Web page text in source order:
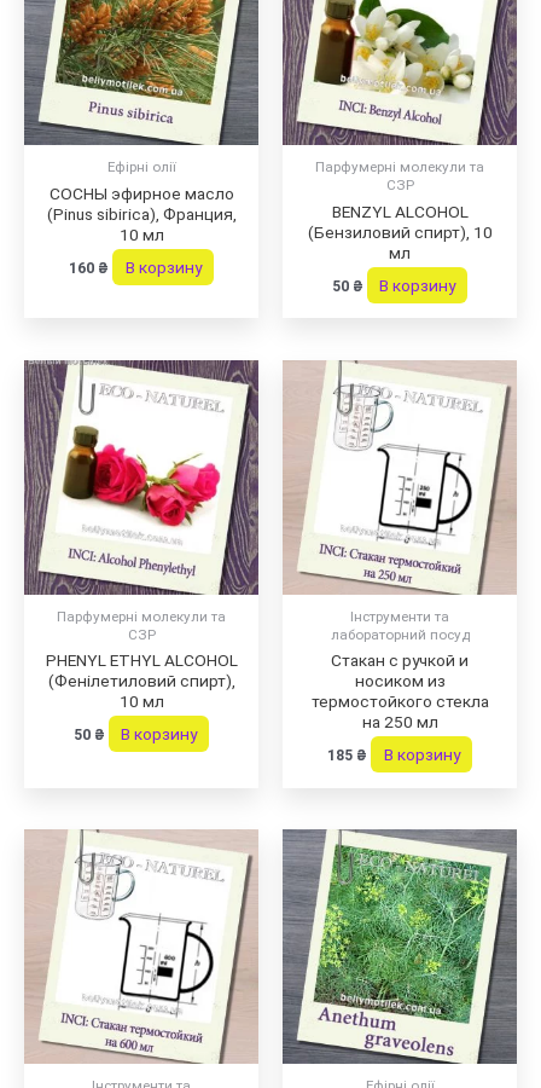
Ефірні олії
СОСНЫ эфирное масло
(Pinus sibirica), Франция,
10 мл
160 ₴ В корзину
Парфумерні молекули та
СЗР
BENZYL ALCOHOL
(Бензиловий спирт), 10
мл
50 ₴ В корзину
Парфумерні молекули та
СЗР
PHENYL ETHYL ALCOHOL
(Фенілетиловий спирт),
10 мл
50 ₴ В корзину
Інструменти та
лабораторний посуд
Стакан с ручкой и
носиком из
термостойкого стекла
на 250 мл
185 ₴ В корзину